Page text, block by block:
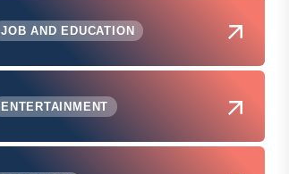
JOB AND EDUCATION
ENTERTAINMENT